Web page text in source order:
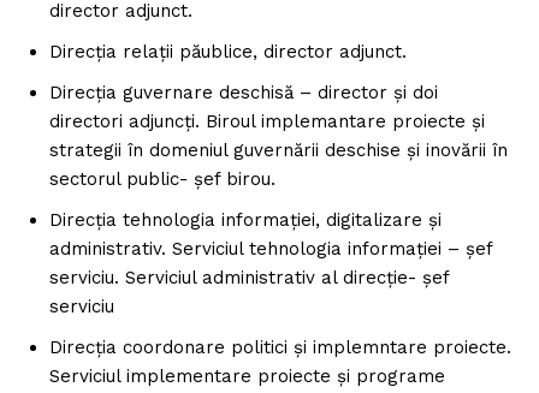
director adjunct.
Direcția relații păublice, director adjunct.
Direcția guvernare deschisă – director și doi
directori adjuncți. Biroul implemantare proiecte și
strategii în domeniul guvernării deschise și inovării în
sectorul public- șef birou.
Direcția tehnologia informației, digitalizare și
administrativ. Serviciul tehnologia informației – șef
serviciu. Serviciul administrativ al direcție- șef
serviciu
Direcția coordonare politici și implemntare proiecte.
Serviciul implementare proiecte și programe